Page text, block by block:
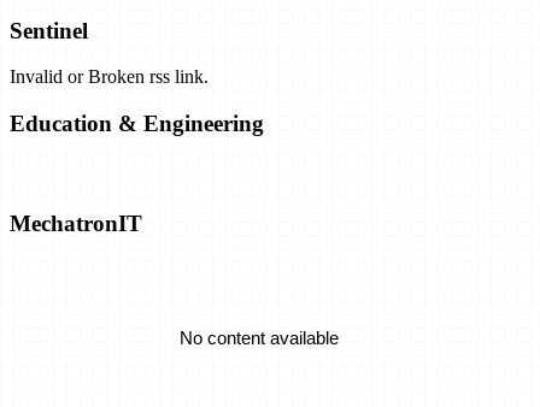
PG&E Blackouts
For Two Power Grid Experts, Hurricane Maria Became a Huge
Sentinel
Invalid or Broken rss link.
Education & Engineering
MechatronIT
No content available